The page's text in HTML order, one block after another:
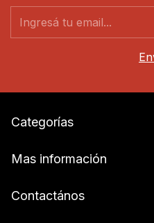
Categorías
Mas información
Contactános